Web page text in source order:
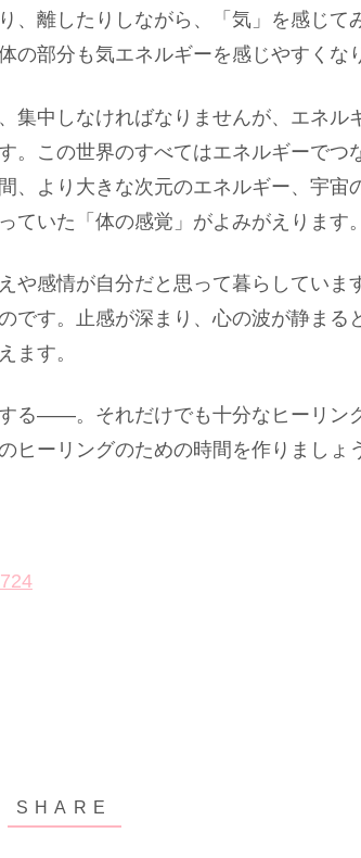
、離したりしながら、「気」を感じて
の部分も気エネルギーを感じやすくな
集中しなければなりませんが、エネル
。この世界のすべてはエネルギーでつ
、より大きな次元のエネルギー、宇宙
ていた「体の感覚」がよみがえります。
や感情が自分だと思って暮らしていま
です。止感が深まり、心の波が静まる
ます。
る――。それだけでも十分なヒーリン
ヒーリングのための時間を作りましょ